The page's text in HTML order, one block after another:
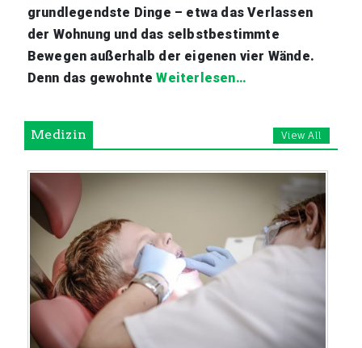
grundlegendste Dinge – etwa das Verlassen
der Wohnung und das selbstbestimmte
Bewegen außerhalb der eigenen vier Wände.
Denn das gewohnteWeiterlesen…
Medizin View All